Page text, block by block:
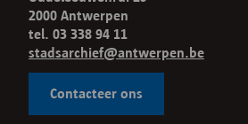
2000 Antwerpen
tel. 03 338 94 11
stadsarchief@antwerpen.be
Contacteer ons